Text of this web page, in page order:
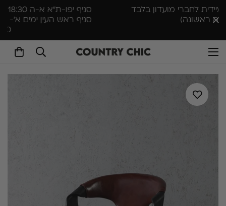
סניף יפו-ת״א א-ה 10:00-18:30 , שישי 10:00-14:00 |
סניף ראש העין ימים א'- ה׳ 9:30–16:30 שישי 10:00–